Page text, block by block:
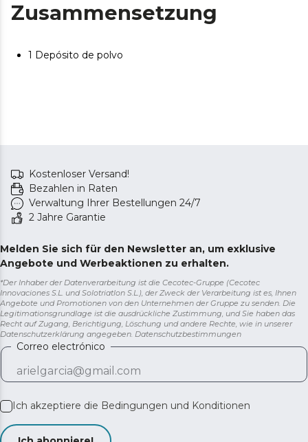
Zusammensetzung
1 Depósito de polvo
Kostenloser Versand!
Bezahlen in Raten
Verwaltung Ihrer Bestellungen 24/7
2 Jahre Garantie
Melden Sie sich für den Newsletter an, um exklusive
Angebote und Werbeaktionen zu erhalten.
*Der Inhaber der Datenverarbeitung ist die Cecotec-Gruppe (Cecotec
Innovaciones S.L. und Solotriatlon S.L.), der Zweck der Verarbeitung ist es, Ihnen
Angebote und Promotionen von den Unternehmen der Gruppe zu senden. Die
Legitimationsgrundlage ist die ausdrückliche Zustimmung, und Sie haben das
Recht auf Zugang, Berichtigung, Löschung und andere Rechte, wie in unserer
Datenschutzerklärung angegeben. Datenschutzbestimmungen
Correo electrónico
Ich akzeptiere die Bedingungen und Konditionen